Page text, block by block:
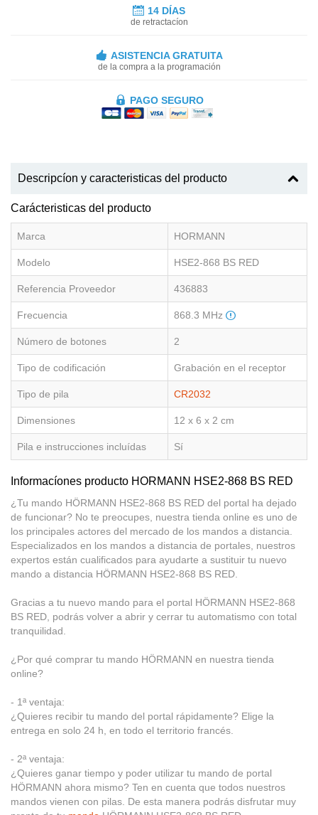
14 DÍAS
de retractacíon
ASISTENCIA GRATUITA
de la compra a la programación
PAGO SEGURO
Descripcíon y caracteristicas del producto
Carácteristicas del producto
Marca HORMANN
Modelo HSE2-868 BS RED
Referencia Proveedor 436883
Frecuencia 868.3 MHz
Número de botones 2
Tipo de codificación Grabación en el receptor
Tipo de pila CR2032
Dimensiones 12 x 6 x 2 cm
Pila e instrucciones incluídas Sí
Informacíones producto HORMANN HSE2-868 BS RED
¿Tu mando HÖRMANN HSE2-868 BS RED del portal ha dejado
de funcionar? No te preocupes, nuestra tienda online es uno de
los principales actores del mercado de los mandos a distancia.
Especializados en los mandos a distancia de portales, nuestros
expertos están cualificados para ayudarte a sustituir tu nuevo
mando a distancia HÖRMANN HSE2-868 BS RED.
Gracias a tu nuevo mando para el portal HÖRMANN HSE2-868
BS RED, podrás volver a abrir y cerrar tu automatismo con total
tranquilidad.
¿Por qué comprar tu mando HÖRMANN en nuestra tienda
online?
- 1ª ventaja:
¿Quieres recibir tu mando del portal rápidamente? Elige la
entrega en solo 24 h, en todo el territorio francés.
- 2ª ventaja:
¿Quieres ganar tiempo y poder utilizar tu mando de portal
HÖRMANN ahora mismo? Ten en cuenta que todos nuestros
mandos vienen con pilas. De esta manera podrás disfrutar muy